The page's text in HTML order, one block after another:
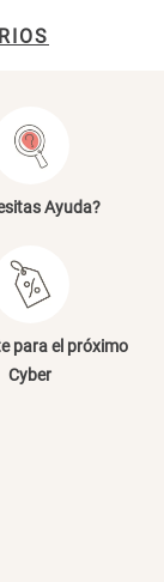
Ayuda?
para el próximo
Cyber
Color 8 Lt